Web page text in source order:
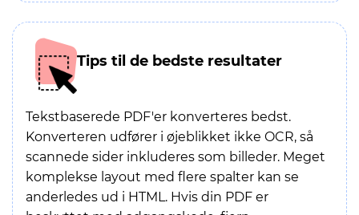
Tips til de bedste resultater
Tekstbaserede PDF'er konverteres bedst.
Konverteren udfører i øjeblikket ikke OCR, så
scannede sider inkluderes som billeder. Meget
komplekse layout med flere spalter kan se
anderledes ud i HTML. Hvis din PDF er